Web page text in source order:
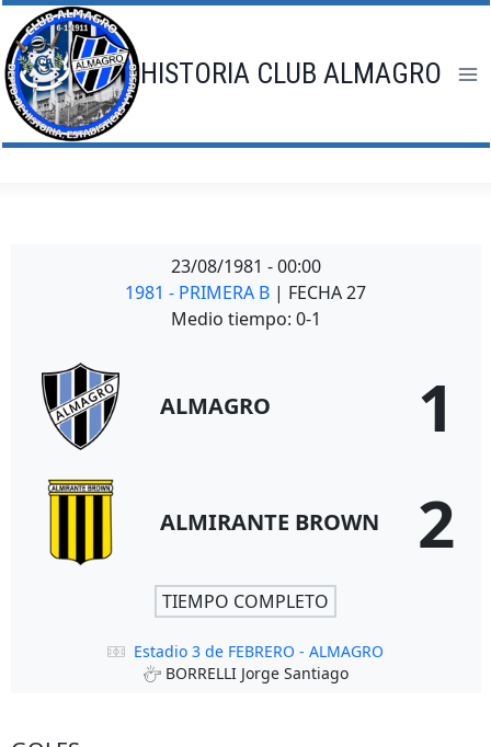
Saltar
al
contenido
HISTORIA CLUB ALMAGRO
23/08/1981 - 00:00
1981 - PRIMERA B | FECHA 27
Medio tiempo: 0-1
ALMAGRO 1
ALMIRANTE BROWN 2
TIEMPO COMPLETO
Estadio 3 de FEBRERO - ALMAGRO
BORRELLI Jorge Santiago